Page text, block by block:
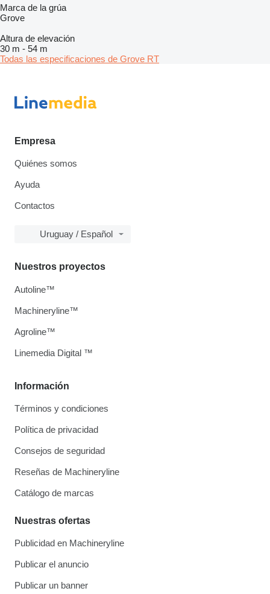
Marca de la grúa
Grove
Altura de elevación
30 m - 54 m
Todas las especificaciones de Grove RT
Empresa
Quiénes somos
Ayuda
Contactos
Uruguay / Español
Información
Términos y condiciones
Política de privacidad
Consejos de seguridad
Reseñas de Machineryline
Catálogo de marcas
Nuestras ofertas
Publicidad en Machineryline
Publicar el anuncio
Publicar un banner
Nuestros proyectos
Autoline™
Machineryline™
Agroline™
Linemedia Digital ™